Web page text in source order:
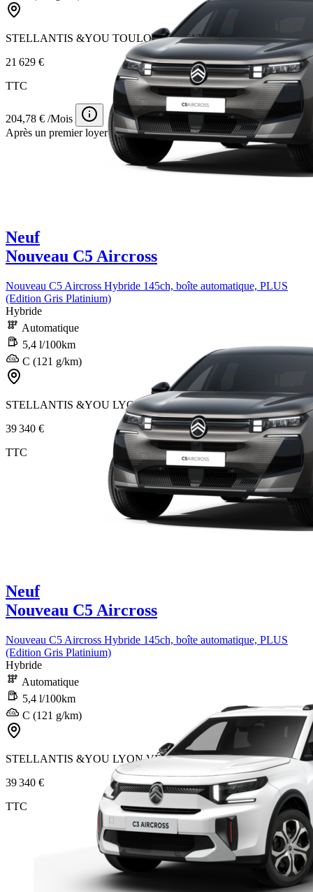
STELLANTIS &YOU TOULOUSE ÉTATS-UNIS
21 629 €
TTC
204,78 € /Mois
Après un premier loyer de 2 500 €
Neuf
Nouveau C5 Aircross
Nouveau C5 Aircross Hybride 145ch, boîte automatique, PLUS
(Edition Gris Platinium)
Hybride
Automatique
5,4 l/100km
C (121 g/km)
STELLANTIS &YOU LYON VÉNISSIEUX ÉTATS-UNIS
39 340 €
TTC
Neuf
Nouveau C5 Aircross
Nouveau C5 Aircross Hybride 145ch, boîte automatique, PLUS
(Edition Gris Platinium)
Hybride
Automatique
5,4 l/100km
C (121 g/km)
STELLANTIS &YOU LYON VÉNISSIEUX ÉTATS-UNIS
39 340 €
TTC